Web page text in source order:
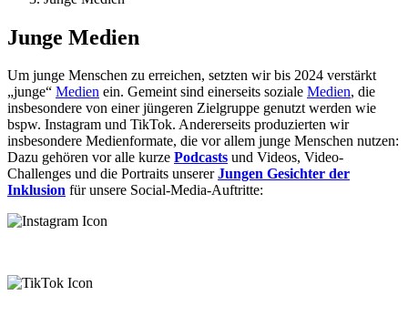
Junge Medien
Um junge Menschen zu erreichen, setzten wir bis 2024 verstärkt
„junge“ Medien ein. Gemeint sind einerseits soziale Medien, die
insbesondere von einer jüngeren Zielgruppe genutzt werden wie
bspw. Instagram und TikTok. Andererseits produzierten wir
insbesondere Medienformate, die vor allem junge Menschen nutzen:
Dazu gehören vor alle kurze Podcasts und Videos, Video-
Challenges und die Portraits unsererJungen Gesichter der
Inklusion für unsere Social-Media-Auftritte: